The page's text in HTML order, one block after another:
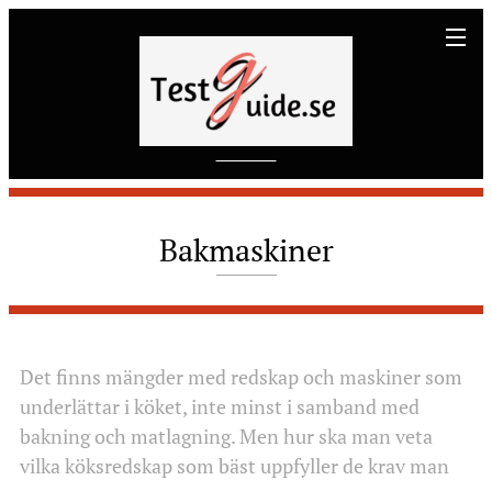
Bakmaskiner
Det finns mängder med redskap och maskiner som
underlättar i köket, inte minst i samband med
bakning och matlagning. Men hur ska man veta
vilka köksredskap som bäst uppfyller de krav man